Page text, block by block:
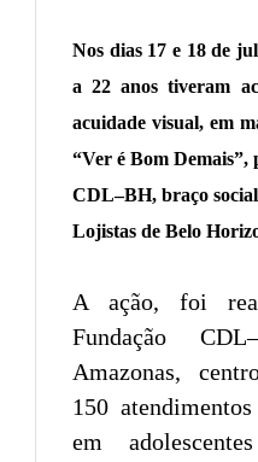
Nos dias 17 e 18 de
a 22 anos tiveram
acuidade visual, em
“Ver é Bom
CDL–BH, braço
Lojistas de Belo
A ação, foi
Fundação
Amazonas,
150
em